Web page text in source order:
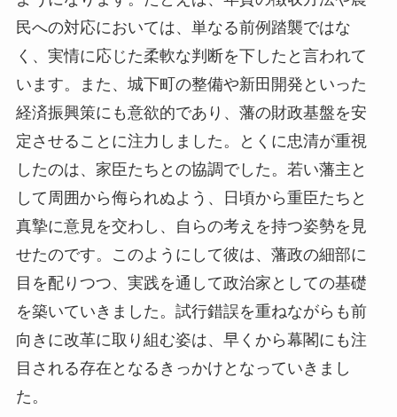
民への対応においては、単なる前例踏襲ではな
く、実情に応じた柔軟な判断を下したと言われて
います。また、城下町の整備や新田開発といった
経済振興策にも意欲的であり、藩の財政基盤を安
定させることに注力しました。とくに忠清が重視
したのは、家臣たちとの協調でした。若い藩主と
して周囲から侮られぬよう、日頃から重臣たちと
真摯に意見を交わし、自らの考えを持つ姿勢を見
せたのです。このようにして彼は、藩政の細部に
目を配りつつ、実践を通して政治家としての基礎
を築いていきました。試行錯誤を重ねながらも前
向きに改革に取り組む姿は、早くから幕閣にも注
目される存在となるきっかけとなっていきまし
た。